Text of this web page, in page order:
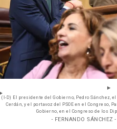
(I-D) El presidente del Gobierno, Pedro Sánchez,
Cerdán, y el portavoz del PSOE en el Congreso,
Gobierno, en el Congreso de los
- FERNANDO SÁNCHEZ